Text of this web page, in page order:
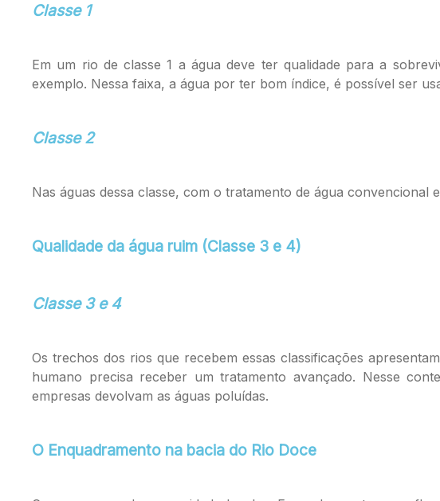
Classe 1
Em um rio de classe 1 a água deve ter qualidade para a
exemplo. Nessa faixa, a água por ter bom índice, é possível ser
Classe 2
Nas águas dessa classe, com o tratamento de água convencional
Qualidade da água ruim (Classe 3 e 4)
Classe 3 e 4
Os trechos dos rios que recebem essas classificações
humano precisa receber um tratamento avançado. Nesse
empresas devolvam as águas poluídas.
O Enquadramento na bacia do Rio Doce